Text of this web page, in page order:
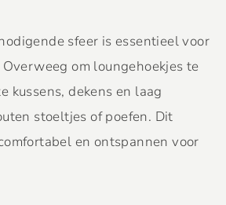
sfeer is essentieel voor
om loungehoekjes te
kussens, dekens en laag
stoeltjes of poefen. Dit
en ontspannen voor